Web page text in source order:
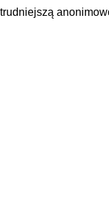
trudniejszą